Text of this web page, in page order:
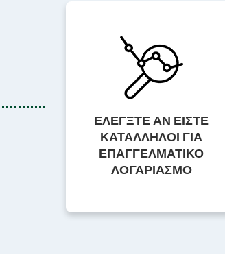
ΕΛΕΓΞΤΕ ΑΝ ΕΙΣΤΕ
ΚΑΤΑΛΛΗΛΟΙ ΓΙΑ
ΕΠΑΓΓΕΛΜΑΤΙΚΟ
ΛΟΓΑΡΙΑΣΜΟ